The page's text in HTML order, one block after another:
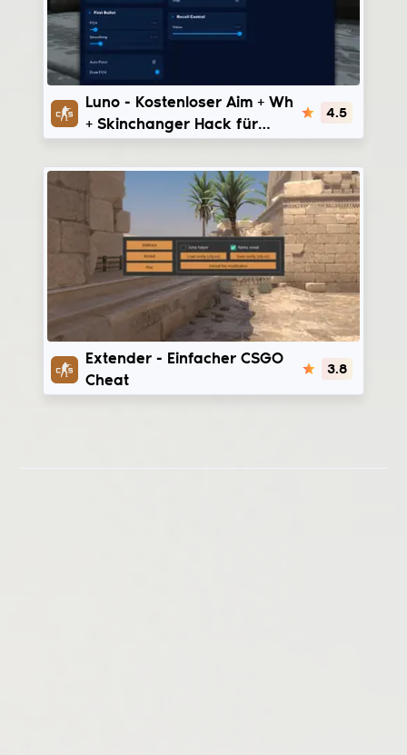
Luno Free
Luno - Kostenloser Aim + Wh
+ Skinchanger Hack für
4.5
Extender
Extender - Einfacher CSGO
Cheat
3.8